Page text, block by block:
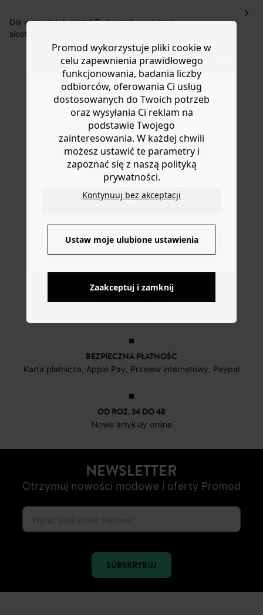
Do you want to be redirected to
www.promod.com ?
YES
NO
roboczych do wybranego przez Ciebie paczkomatu , a
koszt przesyłki wynosi 9,40 zł.
30 dni od daty otrzymania produktów na ich zwrot
Dla wszystkich sióstr! Ta koszulka celebruje
siostrzeństwo... i trend panterki! Metoda farbowania
nadaje jej unikalny i oryginalny wygląd. Kolor może z
czasem wyblaknąć lub odbarwić się. Miękki bawełniany
jersey. Okrągły kołnierzyk. Rękawy 3/4. Prosty dół,
boczne rozcięcia. Ta koszulka zawiera bawełnę
uprawianą ekologicznie, bez pestycydów, nawozów
chemicznych i GMO.
DOSTAWA DO PACZKOMATÓW
DARMOWE ZWROTY
BEZPIECZNA PŁATNOŚC
Karta płatnicza, Apple Pay, Przelew internetowy, Paypal
OD ROZ. 34 DO 48
Nowe artykuły online
NEWSLETTER
Otrzymuj nowości modowe i oferty Promod
SUBSKRYBUJ
Promod wykorzystuje pliki cookie w
celu zapewnienia prawidłowego
funkcjonowania, badania liczby
odbiorców, oferowania Ci usług
dostosowanych do Twoich potrzeb
oraz wysyłania Ci reklam na
podstawie Twojego
zainteresowania. W każdej chwili
możesz ustawić te parametry i
zapoznać się z naszą polityką
prywatności.
Kontynuuj bez akceptacji
Ustaw moje ulubione ustawienia
Zaakceptuj i zamknij